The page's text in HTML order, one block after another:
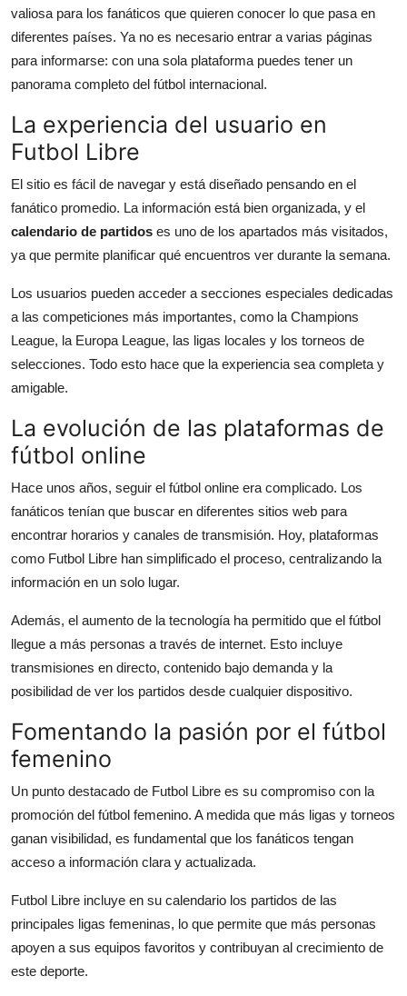
valiosa para los fanáticos que quieren conocer lo que pasa en
diferentes países. Ya no es necesario entrar a varias páginas
para informarse: con una sola plataforma puedes tener un
panorama completo del fútbol internacional.
La experiencia del usuario en
Futbol Libre
El sitio es fácil de navegar y está diseñado pensando en el
fanático promedio. La información está bien organizada, y el
calendario de partidos es uno de los apartados más visitados,
ya que permite planificar qué encuentros ver durante la semana.
Los usuarios pueden acceder a secciones especiales dedicadas
a las competiciones más importantes, como la Champions
League, la Europa League, las ligas locales y los torneos de
selecciones. Todo esto hace que la experiencia sea completa y
amigable.
La evolución de las plataformas de
fútbol online
Hace unos años, seguir el fútbol online era complicado. Los
fanáticos tenían que buscar en diferentes sitios web para
encontrar horarios y canales de transmisión. Hoy, plataformas
como Futbol Libre han simplificado el proceso, centralizando la
información en un solo lugar.
Además, el aumento de la tecnología ha permitido que el fútbol
llegue a más personas a través de internet. Esto incluye
transmisiones en directo, contenido bajo demanda y la
posibilidad de ver los partidos desde cualquier dispositivo.
Fomentando la pasión por el fútbol
femenino
Un punto destacado de Futbol Libre es su compromiso con la
promoción del fútbol femenino. A medida que más ligas y torneos
ganan visibilidad, es fundamental que los fanáticos tengan
acceso a información clara y actualizada.
Futbol Libre incluye en su calendario los partidos de las
principales ligas femeninas, lo que permite que más personas
apoyen a sus equipos favoritos y contribuyan al crecimiento de
este deporte.